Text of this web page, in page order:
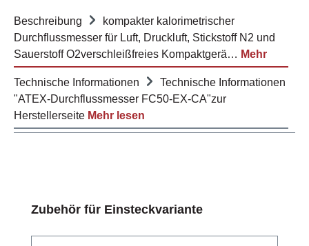
Beschreibung
kompakter kalorimetrischer
Durchflussmesser für Luft, Druckluft, Stickstoff N2 und
Sauerstoff O2verschleißfreies Kompaktgerä… Mehr
Technische Informationen
Technische Informationen
"ATEX-Durchflussmesser FC50-EX-CA"zur
Herstellerseite Mehr lesen
Produktgalerie überspringen
Zubehör für Einsteckvariante